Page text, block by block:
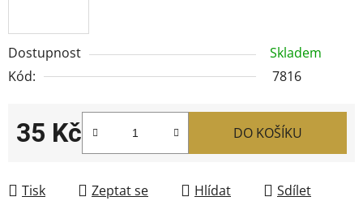
Dostupnost
Skladem
Kód:
7816
35 Kč
Měrná cena:
DO KOŠÍKU
Tisk Zeptat se Hlídat Sdílet